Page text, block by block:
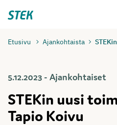
suoraan
Stek
Etusivu Ajankohtaista
5.12.2023 - Ajankohtaiset
STEKin uusi
Tapio Koivu